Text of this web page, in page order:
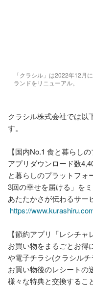
「クラシル」は2022年12月
ランドをリニューアル。
クラシル株式会社では以
す。
【国内No.1 食と暮らし
アプリダウンロード数
と暮らしのプラットフォ
3回の幸せを届ける」を
あたたかさが伝わるサー
https://
【節約アプリ「レシチャ
お買い物をまるごとお得
や電子チラシ(クラシルチ
お買い物後のレシートの
様々な特典と交換するこ